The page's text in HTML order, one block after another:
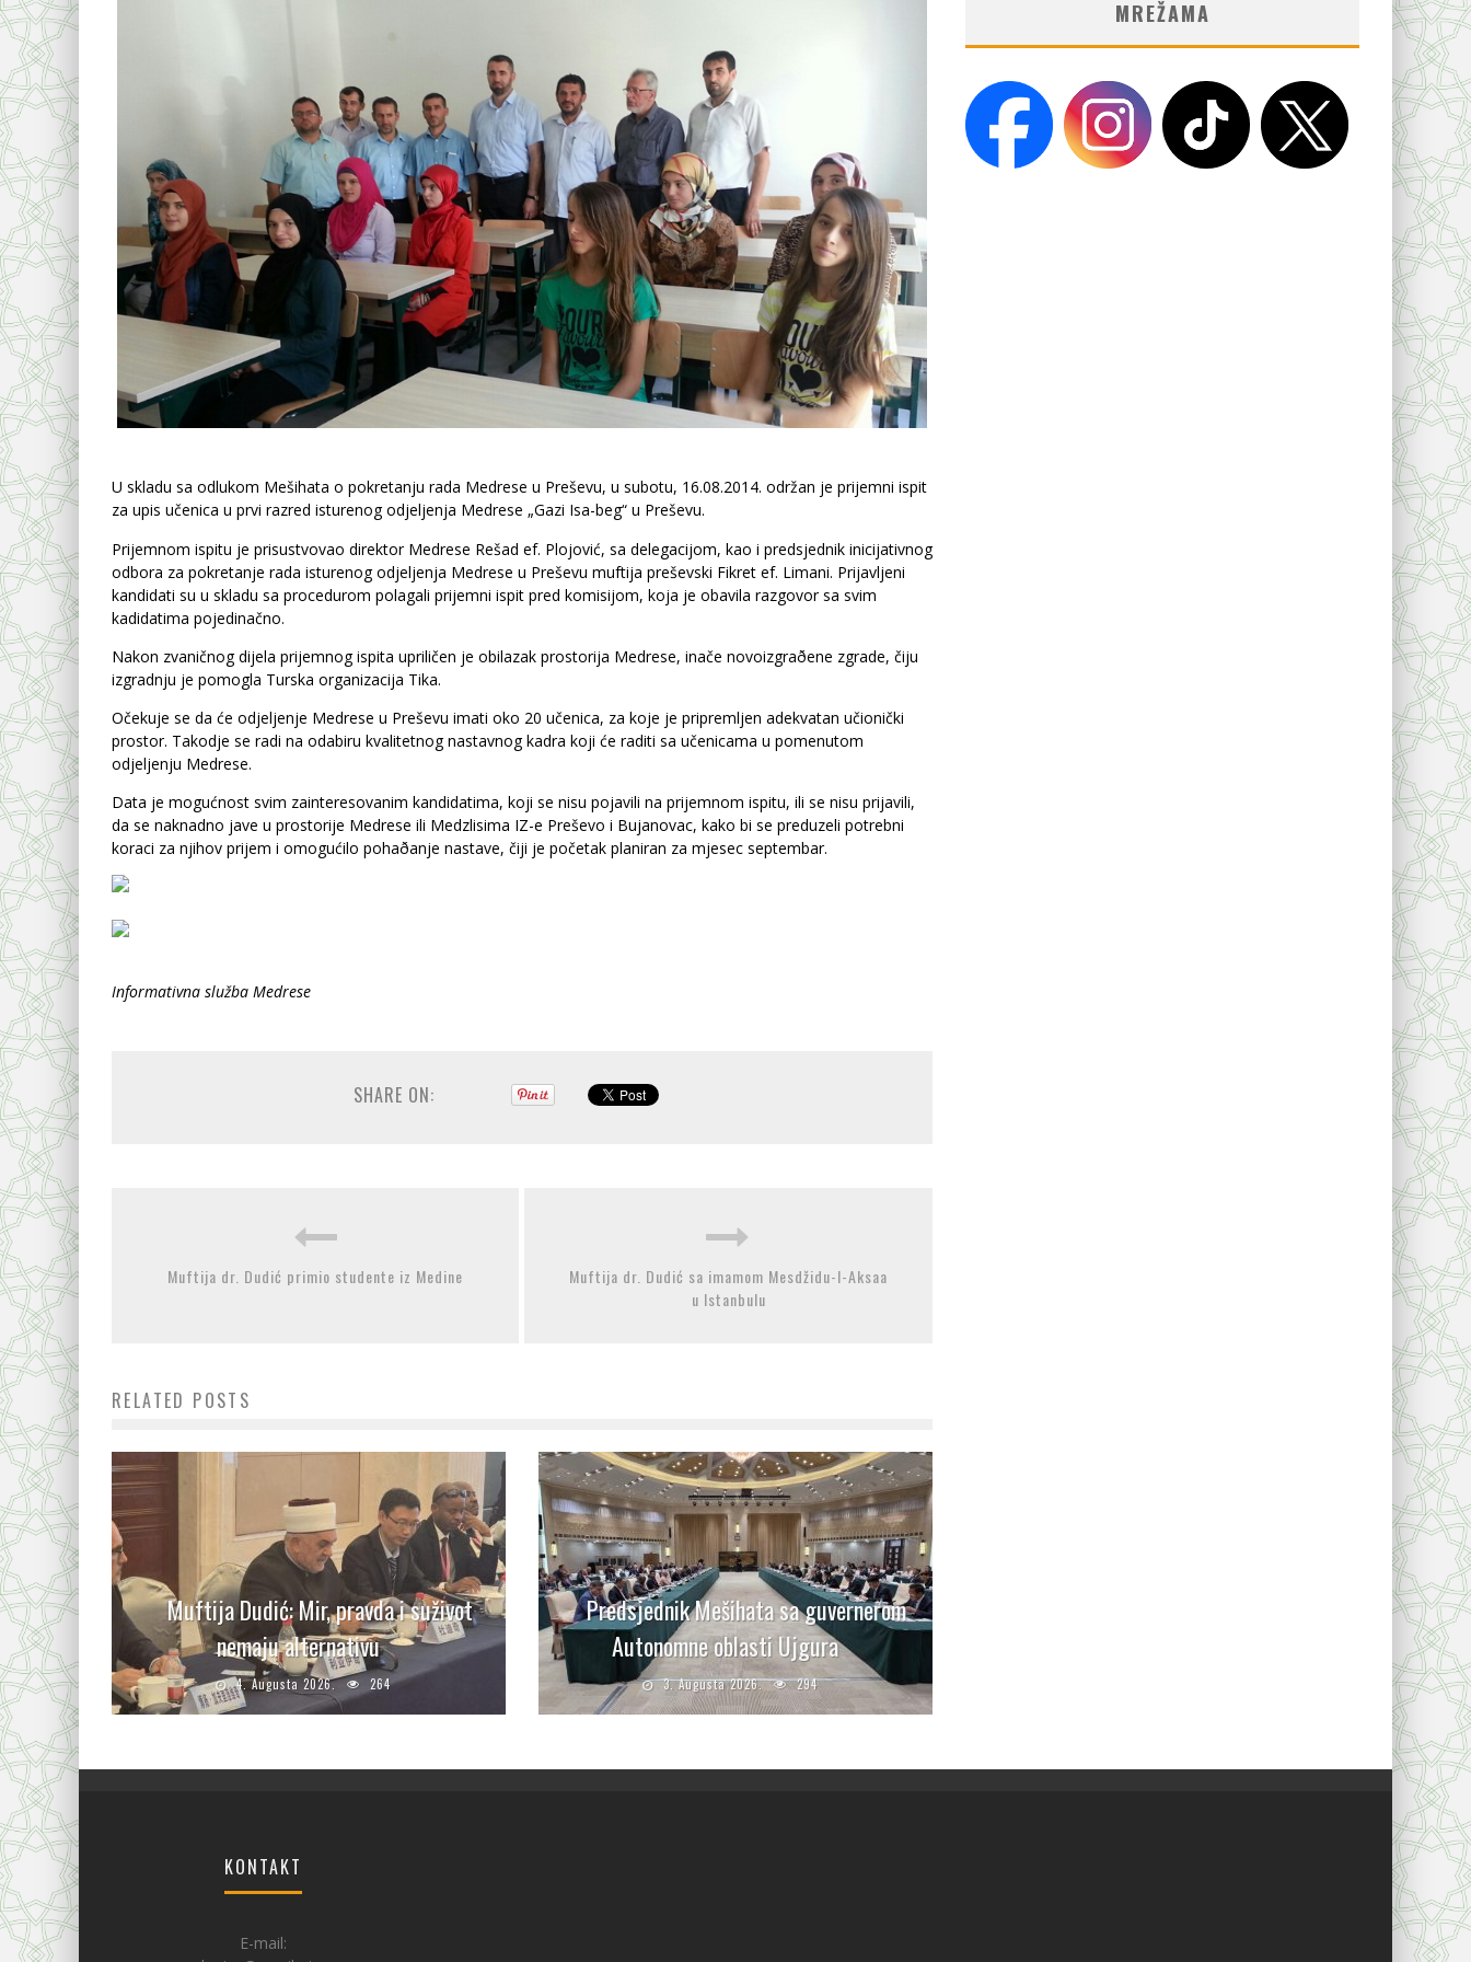
U skladu sa odlukom Mešihata o pokretanju rada Medrese u Preševu, u subotu, 16.08.2014. održan je prijemni ispit
za upis učenica u prvi razred isturenog odjeljenja Medrese „Gazi Isa-beg“ u Preševu.
Prijemnom ispitu je prisustvovao direktor Medrese Rešad ef. Plojović, sa delegacijom, kao i predsjednik inicijativnog
odbora za pokretanje rada isturenog odjeljenja Medrese u Preševu muftija preševski Fikret ef. Limani. Prijavljeni
kandidati su u skladu sa procedurom polagali prijemni ispit pred komisijom, koja je obavila razgovor sa svim
kadidatima pojedinačno.
Nakon zvaničnog dijela prijemnog ispita upriličen je obilazak prostorija Medrese, inače novoizgraðene zgrade, čiju
izgradnju je pomogla Turska organizacija Tika.
Očekuje se da će odjeljenje Medrese u Preševu imati oko 20 učenica, za koje je pripremljen adekvatan učionički
prostor. Takodje se radi na odabiru kvalitetnog nastavnog kadra koji će raditi sa učenicama u pomenutom
odjeljenju Medrese.
Data je mogućnost svim zainteresovanim kandidatima, koji se nisu pojavili na prijemnom ispitu, ili se nisu prijavili,
da se naknadno jave u prostorije Medrese ili Medzlisima IZ-e Preševo i Bujanovac, kako bi se preduzeli potrebni
koraci za njihov prijem i omogućilo pohaðanje nastave, čiji je početak planiran za mjesec septembar.
Informativna služba Medrese
SHARE ON:
Muftija dr. Dudić primio studente iz Medine
Muftija dr. Dudić sa imamom Mesdžidu-l-Aksaa
u Istanbulu
RELATED POSTS
Muftija Dudić: Mir, pravda i suživot
nemaju alternativu
4. Augusta 2026. 264
Predsjednik Mešihata sa guvernerom
Autonomne oblasti Ujgura
3. Augusta 2026. 294
MREŽAMA
KONTAKT
E-mail: